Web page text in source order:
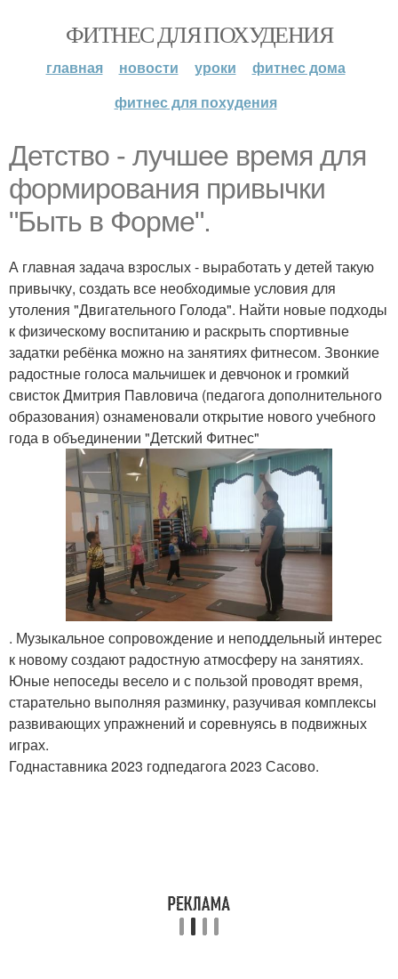
ФИТНЕС ДЛЯ ПОХУДЕНИЯ
главная новости уроки
фитнес дома
фитнес для похудения
Детство - лучшее время для
формирования привычки
"Быть в Форме".
А главная задача взрослых - выработать у детей такую
привычку, создать все необходимые условия для
утоления "Двигательного Голода". Найти новые подходы
к физическому воспитанию и раскрыть спортивные
задатки ребёнка можно на занятиях фитнесом. Звонкие
радостные голоса мальчишек и девчонок и громкий
свисток Дмитрия Павловича (педагога дополнительного
образования) ознаменовали открытие нового учебного
года в объединении "Детский Фитнес"
. Музыкальное сопровождение и неподдельный интерес
к новому создают радостную атмосферу на занятиях.
Юные непоседы весело и с пользой проводят время,
старательно выполняя разминку, разучивая комплексы
развивающих упражнений и соревнуясь в подвижных
играх.
Годнаставника 2023 годпедагога 2023 Сасово.